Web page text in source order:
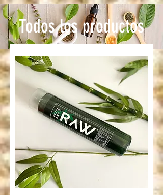
Todos los productos